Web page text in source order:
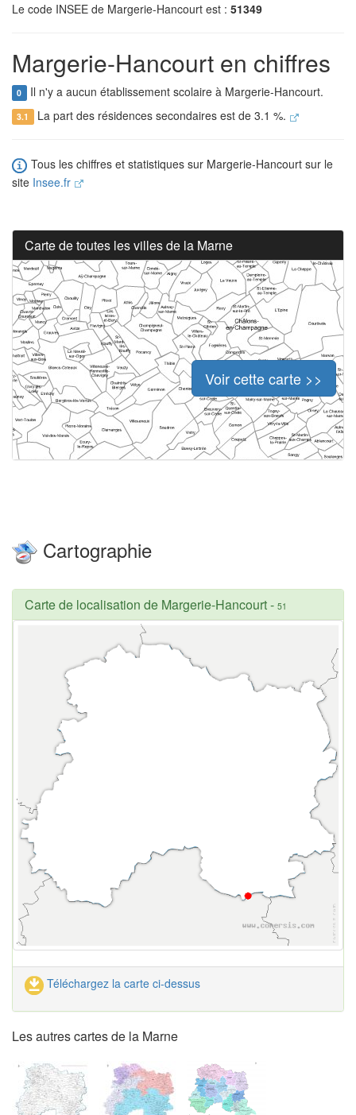
Le code INSEE de Margerie-Hancourt est : 51349
Margerie-Hancourt en chiffres
0 Il n'y a aucun établissement scolaire à Margerie-Hancourt.
3.1 La part des résidences secondaires est de 3.1 %.
Tous les chiffres et statistiques sur Margerie-Hancourt sur le
site Insee.fr
Carte de toutes les villes de la Marne
Voir cette carte >>
Cartographie
Carte de localisation de Margerie-Hancourt- 51
Téléchargez la carte ci-dessus
Les autres cartes de la Marne